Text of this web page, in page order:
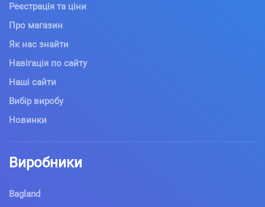
Реєстрація та ціни
Про магазин
Як нас знайти
Навігація по сайту
Наші сайти
Вибір виробу
Новинки
Виробники
Bagland